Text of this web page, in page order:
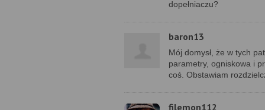
dopełniaczu?
baron13
Mój domysł, że w tych
parametry, ogniskowa i
coś. Obstawiam
filemon112